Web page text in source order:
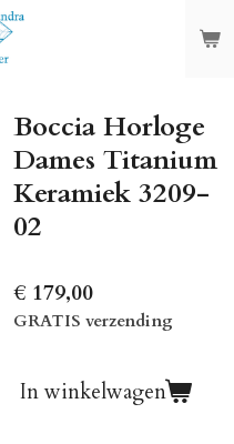
Boccia Horloge
Dames Titanium
Keramiek 3209-
02
€ 179,00
GRATIS verzending
In winkelwagen